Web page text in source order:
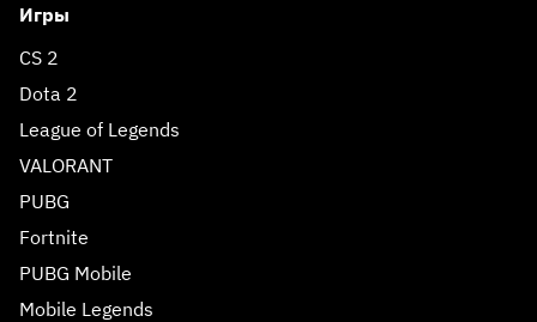
Игры
CS 2
Dota 2
League of Legends
VALORANT
PUBG
Fortnite
PUBG Mobile
Mobile Legends